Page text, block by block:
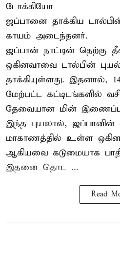
டோக்கியோ
ஜப்பானை தாக்கிய
காயம் அடைந்தனர்.
ஜப்பான் நாட்டின் தெற்கு
ஒகினவாவை டால்பின்
தாக்கியுள்ளது. இதனால்,
மேற்பட்ட கட்டிடங்களில்
தேவையான மின் இணைப்பு
இந்த புயலால், ஜப்பானின்
மாகாணத்தில் உள்ள
ஆகியவை கடுமையாக
இதனை தொட ...
Read